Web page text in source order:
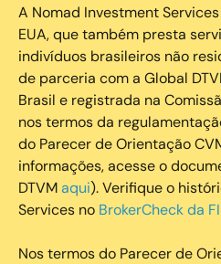
‍A Nomad Investment
EUA, que também presta
indivíduos brasileiros não
de parceria com a Global
Brasil e registrada na
nos termos da
do Parecer de Orientação
informações, acesse o
DTVMaqui). Verifique o
Services no BrokerCheck da
Nos termos do Parecer de